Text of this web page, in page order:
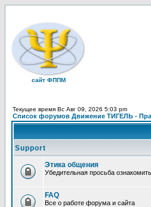
сайт ФППМ
Текущее время Вс Авг 09, 2026 5:03 pm
Список форумов Движение ТИГЕЛЬ -
Support
Этика общения
Убедительная просьба
FAQ
Все о работе форума и сайта